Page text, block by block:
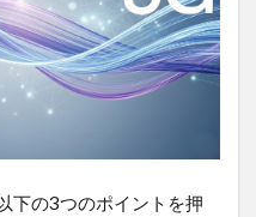
下の3つのポイントを押